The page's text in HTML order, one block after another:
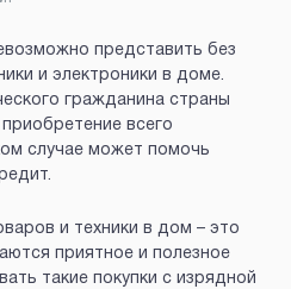
представить без
и электроники в доме.
гражданина страны
всего
случае может помочь
и техники в дом – это
приятное и полезное
такие покупки с изрядной